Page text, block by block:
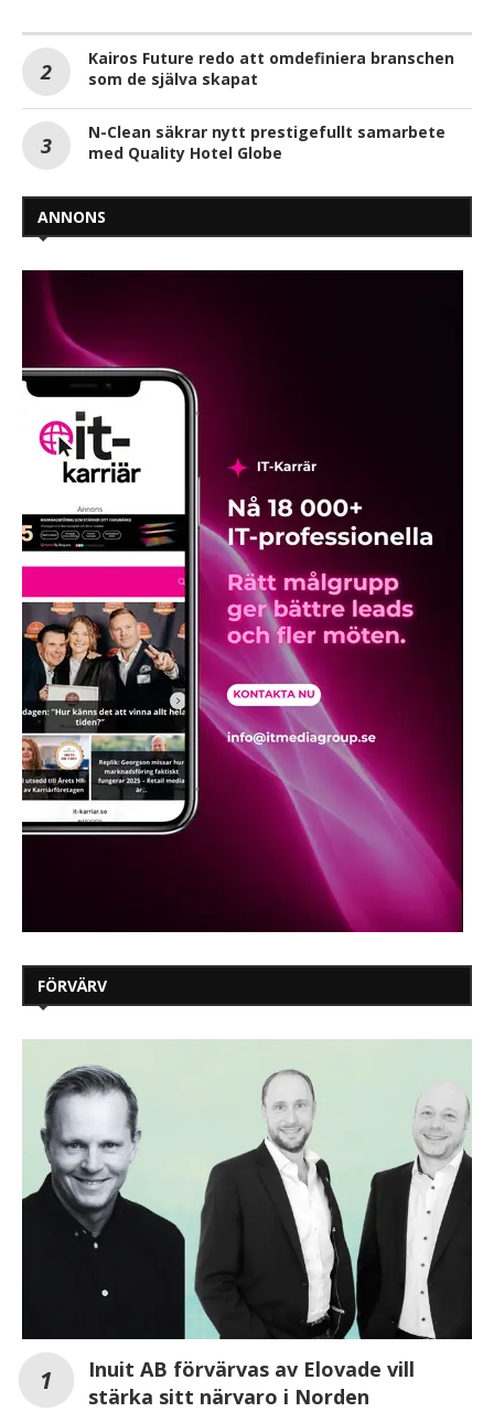
Kairos Future redo att omdefiniera branschen
som de själva skapat
N-Clean säkrar nytt prestigefullt samarbete
med Quality Hotel Globe
ANNONS
FÖRVÄRV
Inuit AB förvärvas av Elovade vill
stärka sitt närvaro i Norden